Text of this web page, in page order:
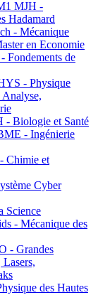
MJH -
Hadamard
- Mécanique
en Economie
de
- Physique
Biologie et Santé
- Ingénierie
Chimie et
Cyber
Science
- Mécanique des
- Grandes
Lasers,
des Hautes